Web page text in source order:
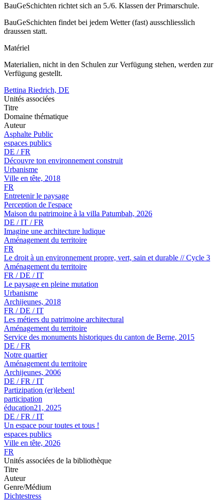
BauGeSchichten richtet sich an 5./6. Klassen der Primarschule.
BauGeSchichten findet bei jedem Wetter (fast) ausschliesslich
draussen statt.
Matériel
Materialien, nicht in den Schulen zur Verfügung stehen, werden zur
Verfügung gestellt.
Bettina Riedrich, DE
Unités associées
Titre
Domaine thématique
Auteur
Asphalte Public
espaces publics
DE / FR
Découvre ton environnement construit
Urbanisme
Ville en tête, 2018
FR
Entretenir le paysage
Perception de l'espace
Maison du patrimoine à la villa Patumbah, 2026
DE / IT / FR
Imagine une architecture ludique
Aménagement du territoire
FR
Le droit à un environnement propre, vert, sain et durable // Cycle 3
Aménagement du territoire
FR / DE / IT
Le paysage en pleine mutation
Urbanisme
Archijeunes, 2018
FR / DE / IT
Les métiers du patrimoine architectural
Aménagement du territoire
Service des monuments historiques du canton de Berne, 2015
DE / FR
Notre quartier
Aménagement du territoire
Archijeunes, 2006
DE / FR / IT
Partizipation (er)leben!
participation
éducation21, 2025
DE / FR / IT
Un espace pour toutes et tous !
espaces publics
Ville en tête, 2026
FR
Unités associées de la bibliothèque
Titre
Auteur
Genre/Médium
Dichtestress